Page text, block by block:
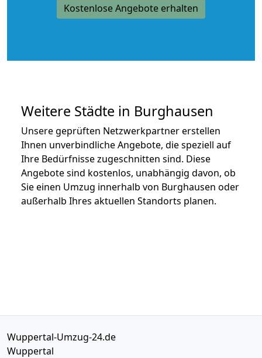
Kostenlose Angebote erhalten
Weitere Städte in Burghausen
Unsere geprüften Netzwerkpartner erstellen
Ihnen unverbindliche Angebote, die speziell auf
Ihre Bedürfnisse zugeschnitten sind. Diese
Angebote sind kostenlos, unabhängig davon, ob
Sie einen Umzug innerhalb von Burghausen oder
außerhalb Ihres aktuellen Standorts planen.
Wuppertal-Umzug-24.de
Wuppertal